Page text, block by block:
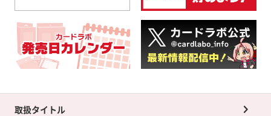
取扱タイトル